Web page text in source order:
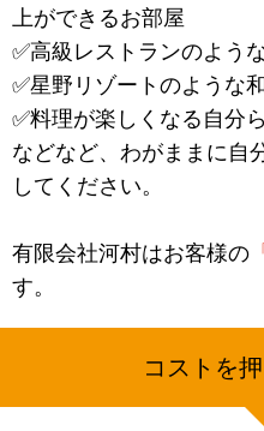
上ができるお部屋
✅高級レストランのよう
✅星野リゾートのような
✅料理が楽しくなる自分
などなど、わがままに自
してください。
有限会社河村はお客様の
す。
コストを